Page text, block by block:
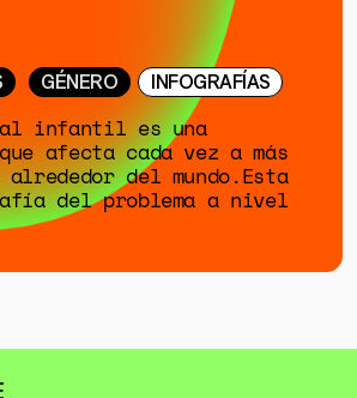
GÉNERO INFOGRAFÍAS
infantil es una
afecta cada vez a más
del mundo.Esta
del problema a nivel